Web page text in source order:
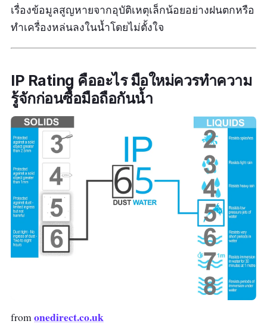
เรื่องข้อมูลสูญหายจากอุบัติเหตุเล็กน้อยอย่างฝนตกหรือ
ทำเครื่องหล่นลงในน้ำโดยไม่ตั้งใจ
IP Rating คืออะไร มือใหม่ควรทำความ
รู้จักก่อนซื้อมือถือกันน้ำ
fromonedirect.co.uk